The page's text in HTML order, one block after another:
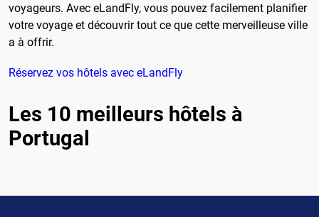
voyageurs. Avec eLandFly, vous pouvez facilement planifier
votre voyage et découvrir tout ce que cette merveilleuse ville
a à offrir.
Réservez vos hôtels avec eLandFly
Les 10 meilleurs hôtels à
Portugal